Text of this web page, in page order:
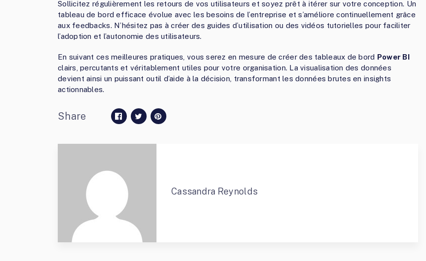
Sollicitez régulièrement les retours de vos utilisateurs et soyez prêt à itérer sur votre conception. Un
tableau de bord efficace évolue avec les besoins de l’entreprise et s’améliore continuellement grâce
aux feedbacks. N’hésitez pas à créer des guides d’utilisation ou des vidéos tutorielles pour faciliter
l’adoption et l’autonomie des utilisateurs.
En suivant ces meilleures pratiques, vous serez en mesure de créer des tableaux de bord Power BI
clairs, percutants et véritablement utiles pour votre organisation. La visualisation des données
devient ainsi un puissant outil d’aide à la décision, transformant les données brutes en insights
actionnables.
Share
Cassandra Reynolds